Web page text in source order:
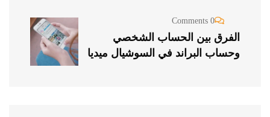
0 Comments
الفرق بين الحساب الشخصي
وحساب البراند في السوشيال ميديا